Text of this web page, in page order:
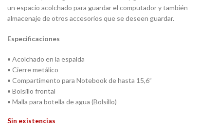
un espacio acolchado para guardar el computador y también
almacenaje de otros accesorios que se deseen guardar.
Especificaciones
• Acolchado en la espalda
• Cierre metálico
• Compartimento para Notebook de hasta 15,6”
• Bolsillo frontal
• Malla para botella de agua (Bolsillo)
Sin existencias